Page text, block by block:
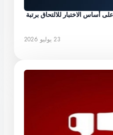
أساس الاختبار للالتحاق برتبة
23 يوليو 2026